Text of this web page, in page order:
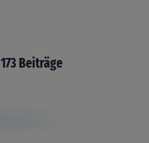
173 Beiträge